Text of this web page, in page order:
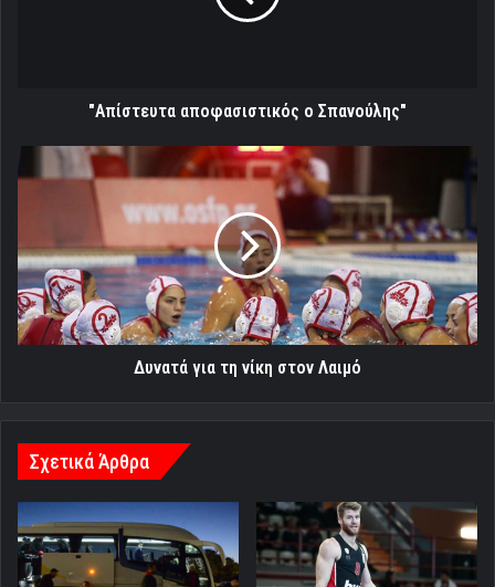
"Απίστευτα αποφασιστικός ο Σπανούλης"
Δυνατά
για
στον
Λαιμό
Δυνατά για τη νίκη στον Λαιμό
Σχετικά Άρθρα